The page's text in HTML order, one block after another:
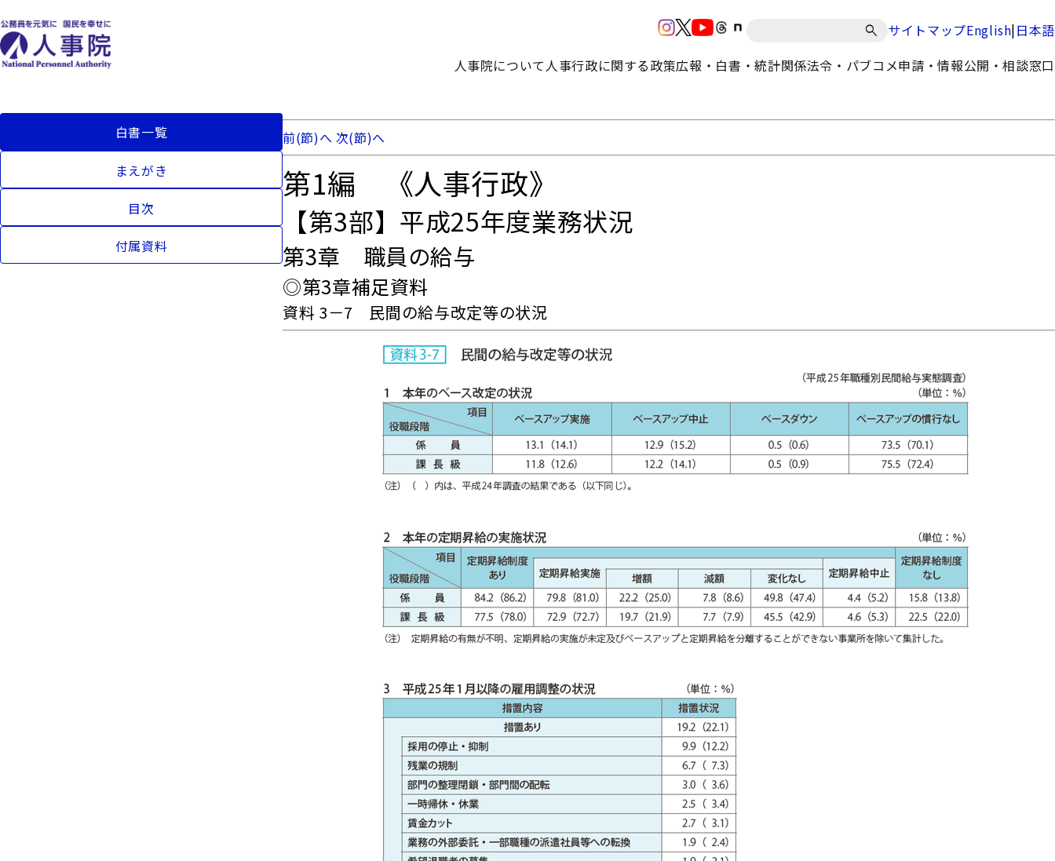
サイトマップEnglish|日本語
人事院について 人事行政に関する政策広報・白書・統計関係法令・パブコメ申請・情報公開・相談窓口
白書一覧
まえがき
目次
付属資料
前(節)へ 次(節)へ
第1編 《人事行政》
【第3部】平成25年度業務状況
第3章 職員の給与
◎第3章補足資料
資料 3－7 民間の給与改定等の状況